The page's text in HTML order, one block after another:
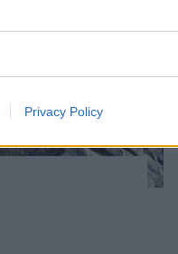
Privacy Policy